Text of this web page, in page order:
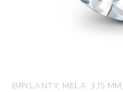
BRYLANTY, MELA: 3,15